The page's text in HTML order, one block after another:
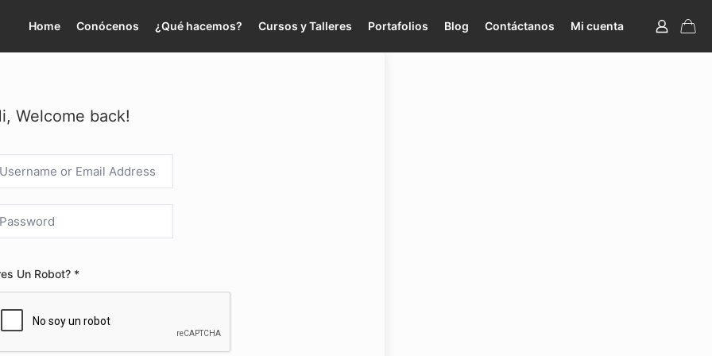
Home Conócenos ¿Qué hacemos? Cursos y Talleres Portafolios Blog Contáctanos Mi cuenta
Welcome back!
Un Robot? *